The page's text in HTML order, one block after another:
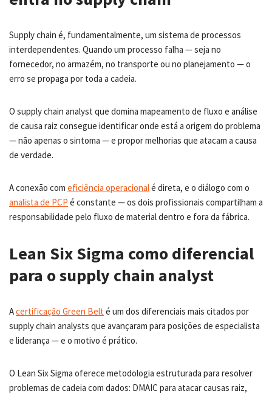
Supply chain é, fundamentalmente, um sistema de processos
interdependentes. Quando um processo falha — seja no
fornecedor, no armazém, no transporte ou no planejamento — o
erro se propaga por toda a cadeia.
O supply chain analyst que domina mapeamento de fluxo e análise
de causa raiz consegue identificar onde está a origem do problema
— não apenas o sintoma — e propor melhorias que atacam a causa
de verdade.
A conexão com eficiência operacionalé direta, e o diálogo com o
analista de PCP é constante — os dois profissionais compartilham a
responsabilidade pelo fluxo de material dentro e fora da fábrica.
Lean Six Sigma como diferencial
para o supply chain analyst
Acertificação Green Belt é um dos diferenciais mais citados por
supply chain analysts que avançaram para posições de especialista
e liderança — e o motivo é prático.
O Lean Six Sigma oferece metodologia estruturada para resolver
problemas de cadeia com dados: DMAIC para atacar causas raiz,